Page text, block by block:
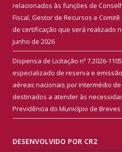
relacionados às funções de
Fiscal, Gestor de Recursos e
de certificação que será realizado
junho de 2026
Dispensa de Licitação nº 7.2026-
especializado de reserva e
aéreas nacionais por intermédio de
destinados a atender às
Previdência do Município de Breves
DESENVOLVIDO POR CR2